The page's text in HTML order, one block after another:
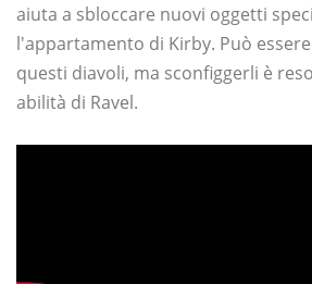
aiuta a sbloccare nuovi oggetti
l'appartamento di Kirby. Può
questi diavoli, ma sconfiggerli è
abilità di Ravel.